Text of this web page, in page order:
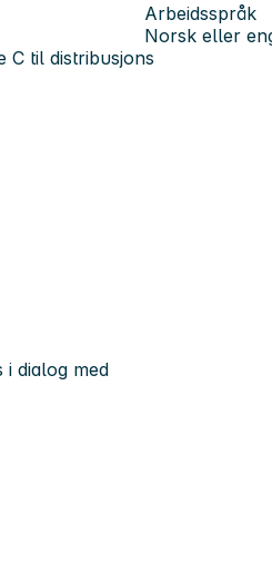
Arbeidsspråk
Norsk eller
C til distribusjons
i dialog med